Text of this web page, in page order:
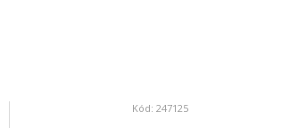
Kód: 247125